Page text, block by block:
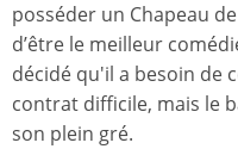
posséder un Chapeau
d’être le meilleur
décidé qu'il a besoin de
contrat difficile, mais le
son plein gré.